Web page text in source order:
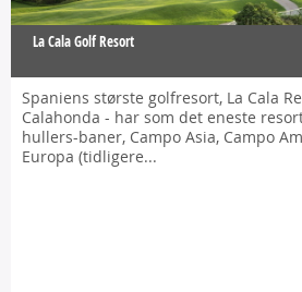
La Cala Golf Resort
Spaniens største golfresort, La Cala
Calahonda - har som det eneste
hullers-baner, Campo Asia, Campo
Europa (tidligere...